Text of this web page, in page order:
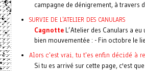
campagne de dénigrement, à travers
SURVIE DE L'ATELIER DES CANULARS
CagnotteL’Atelier des Canulars a eu
bien mouvementée : - Fin octobre le
Alors c'est vrai, tu t'es enfin décidé à
Si tu es arrivé sur cette page, c'est